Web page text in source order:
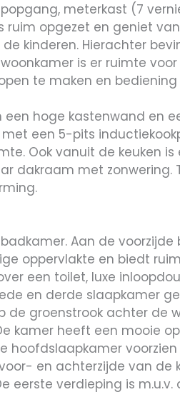
meterkast (7
opgezet en geniet
kinderen. Hierachter
is er ruimte
te maken en
een hoge kastenwand en
een 5-pits
Ook vanuit de keuken
dakraam met zonwering.
Aan de voorzijde
oppervlakte en biedt
een toilet, luxe
en derde slaapkamer
de groenstrook achter de
kamer heeft een mooie
hoofdslaapkamer
en achterzijde van de
eerste verdieping is